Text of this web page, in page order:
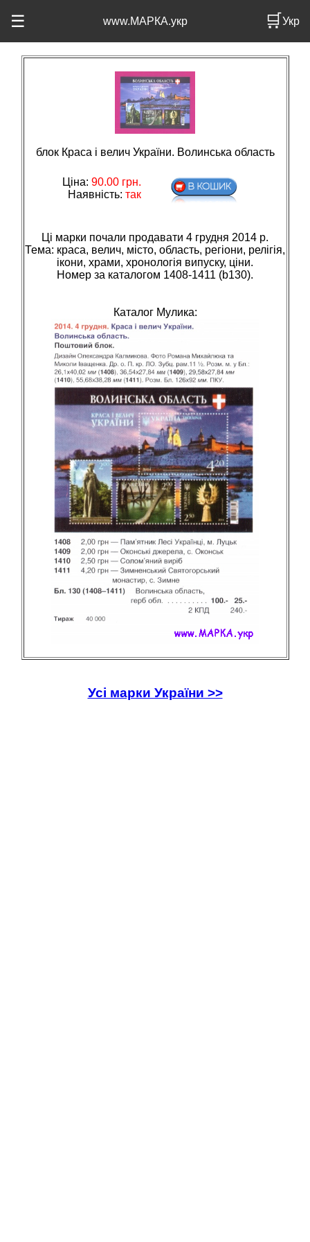
☰ www.МАРКА.укр 🛒Укр
блок Краса і велич України. Волинська область
Ціна: 90.00грн.
Наявність: так
Ці марки почали продавати 4 грудня 2014 р.
Тема: краса, велич, мiсто, область, регiони, релiгiя,
iкони, храми, хронологiя випуску, цiни.
Номер за каталогом 1408-1411 (b130).
Каталог Мулика:
Усі марки України >>